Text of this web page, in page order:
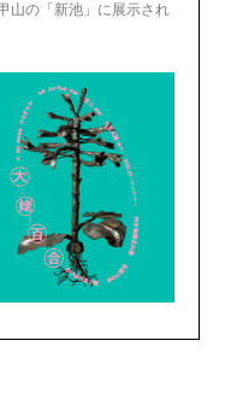
山の「新池」に展示され